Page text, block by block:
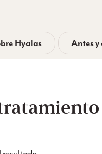
Hyalas Antes y